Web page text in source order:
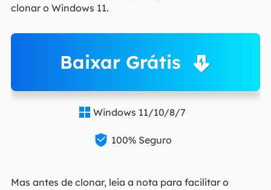
clonar o Windows 11.
Baixar Grátis
 Windows 11/10/8/7
 100% Seguro
Mas antes de clonar, leia a nota para facilitar o